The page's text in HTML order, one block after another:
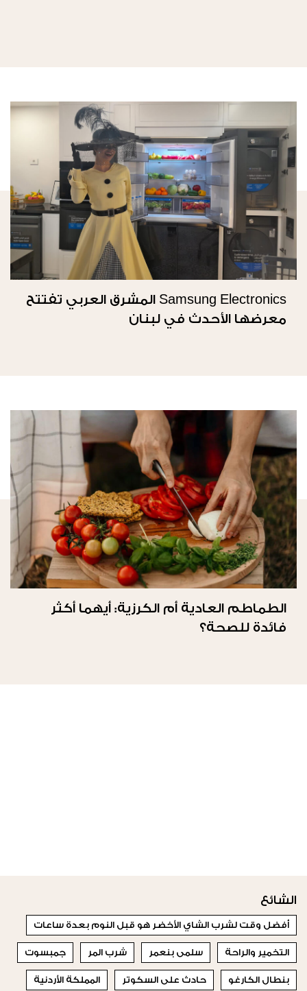
Samsung Electronics المشرق العربي تفتتح
معرضها الأحدث في لبنان
الطماطم العادية أم الكرزية: أيهما أكثر
فائدة للصحة؟
الشائع
أفضل وقت لشرب الشاي الأخضر هو قبل النوم بعدة ساعات
التخمير والراحة سلمى بنعمر شرب المر جمبسوت
بنطال الكارغو حادث على السكوتر المملكة الأردنية